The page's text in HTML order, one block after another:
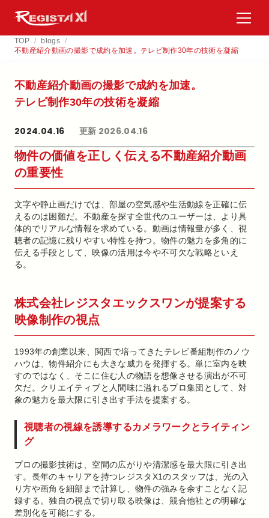
TOP / blogs /
不動産紹介動画の撮影で成約を加速。テレビ制作30年の技術を凝縮
不動産紹介動画の​撮影で​成約を​加速。​
テレビ制作30年の​技術を​凝縮
2024.04.16 更新 2026.04.16
物件の価値を正しく伝える不動産紹介動画
の重要性
文字や静止画だけでは、部屋の空気感や生活動線を正確に伝
えるのは困難だ。不動産を探す全世代のユーザーは、より具
体的でリアルな情報を求めている。動画は情報量が多く、視
聴者の記憶に残りやすい特性を持つ。物件の魅力を多角的に
伝える手段として、映像の活用は今や不可欠な戦略といえ
る。
株式会社レジスタエックスワンが提案する
映像制作の視点
1993年の創業以来、関西で培ってきたテレビ番組制作のノウ
ハウは、物件紹介にも大きな威力を発揮する。単に室内を映
すのではなく、そこに住む人の物語を想像させる演出が不可
欠だ。クリエイティブと人間味に溢れるプロ集団として、対
象の魅力を最大限に引き出す手法を提案する。
視聴者の視線を誘導するカメラワークとライティン
グ
プロの撮影技術は、空間の広がりや清潔感を最大限に引き出
す。長年のキャリアを持つレジスタX1のスタッフは、光の入
り方や画角を細部まで計算し、物件の強みを余すことなく記
録する。独自の視点で切り取る映像は、競合他社との明確な
差別化を可能にする。